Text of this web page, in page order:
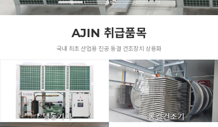
AJIN 취급품목
국내 최초 산업용 진공 동결 건조장치 상용화